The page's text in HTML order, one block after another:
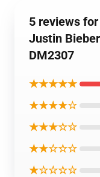
5 reviews
Justin
DM2307
★★★★★
★★★★☆
★★★☆☆
★★☆☆☆
★☆☆☆☆